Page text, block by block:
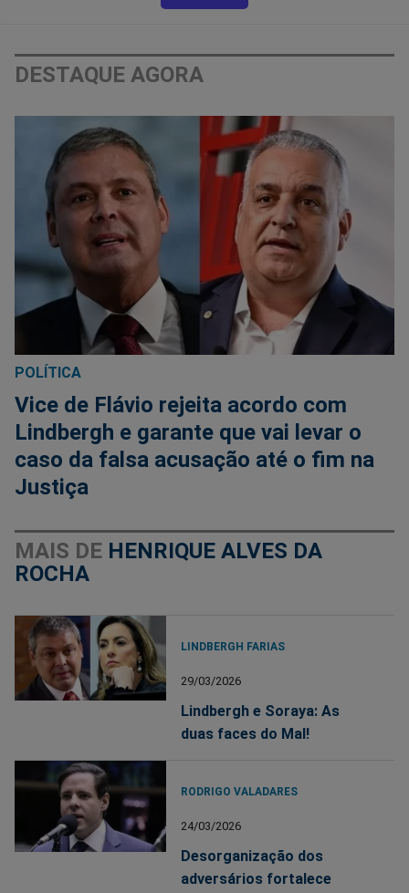
DESTAQUE AGORA
POLÍTICA
Vice de Flávio rejeita acordo com
Lindbergh e garante que vai levar o
caso da falsa acusação até o fim na
Justiça
MAIS DE HENRIQUE ALVES DA
ROCHA
LINDBERGH FARIAS
29/03/2026
Lindbergh e Soraya: As
duas faces do Mal!
RODRIGO VALADARES
24/03/2026
Desorganização dos
adversários fortalece